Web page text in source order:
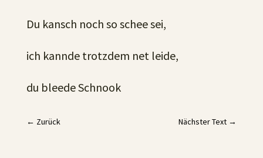
Du kansch noch so schee sei,
ich kannde trotzdem net leide,
du bleede Schnook
← Zurück Nächster Text →